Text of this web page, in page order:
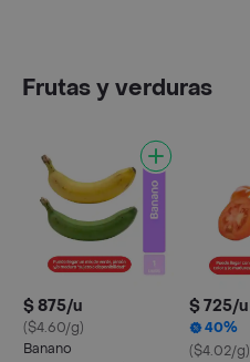
Frutas y verduras
$ 875/u
($4.60/g)
Banano
$ 725/u
40%
($4.02/g)